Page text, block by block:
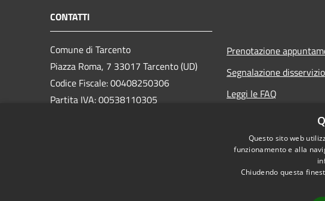
CONTATTI
Comune di Tarcento
Piazza Roma, 7 33017 Tarcento (UD)
Codice Fiscale: 00408250306
Partita IVA: 00538110305
Prenotazione
Segnalazione disservizio
Leggi le FAQ
Questo sito web
funzionamento e alla
Chiudendo questa